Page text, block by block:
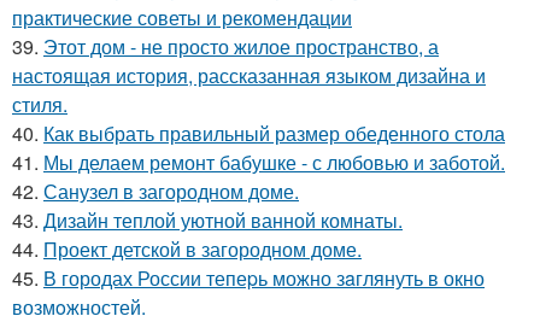
практические советы и рекомендации
39. Этот дом - не просто жилое пространство, а
настоящая история, рассказанная языком дизайна и
стиля.
40. Как выбрать правильный размер обеденного стола
41. Мы делаем ремонт бабушке - с любовью и заботой.
42. Санузел в загородном доме.
43. Дизайн теплой уютной ванной комнаты.
44. Проект детской в загородном доме.
45. В городах России тепеpь можно зaглянуть в окно
возмoжностей.